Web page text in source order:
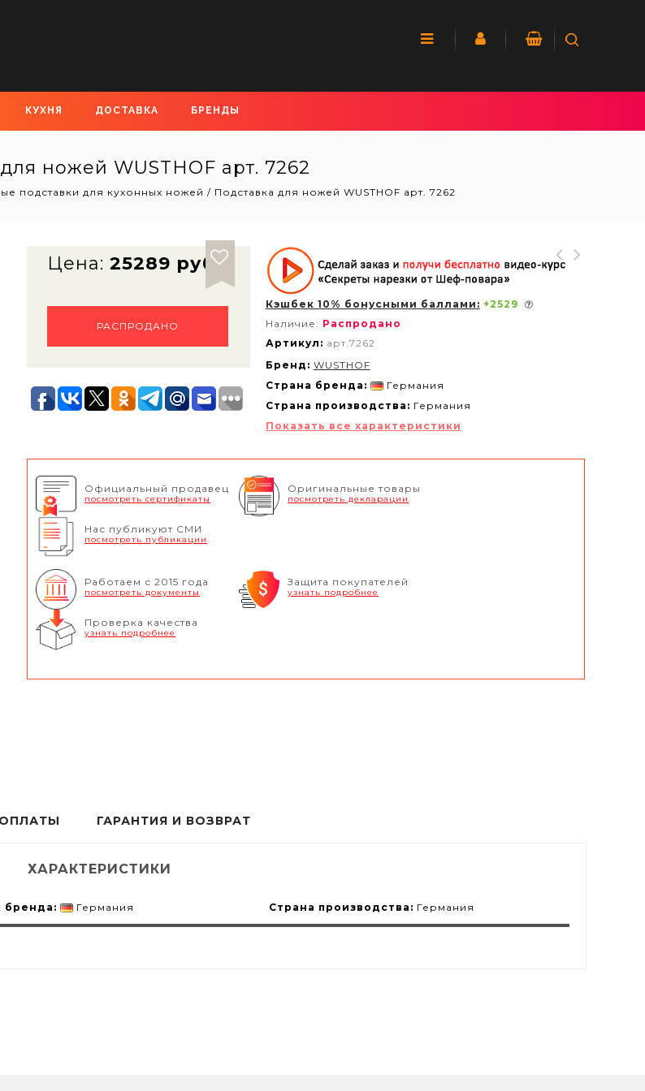
КУХНЯ ДОСТАВКА БРЕНДЫ
ножей WUSTHOF арт. 7262
подставки для кухонных ножей / Подставка для ножей WUSTHOF арт. 7262
Цена: 25289 руб
РАСПРОДАНО
Кэшбек 10% бонусными баллами: +2529
Наличие: Распродано
Артикул: арт.7262
Бренд: WUSTHOF
Страна бренда:
Германия
Страна производства: Германия
Показать все характеристики
Официальный продавец
посмотреть сертификаты
Оригинальные товары
посмотреть декларации
Нас публикуют СМИ
посмотреть публикации
Работаем с 2015 года
посмотреть документы
Защита покупателей
узнать подробнее
Проверка качества
узнать подробнее
ХАРАКТЕРИСТИКИ
бренда: Германия Страна производства: Германия
ГАРАНТИЯ И ВОЗВРАТ